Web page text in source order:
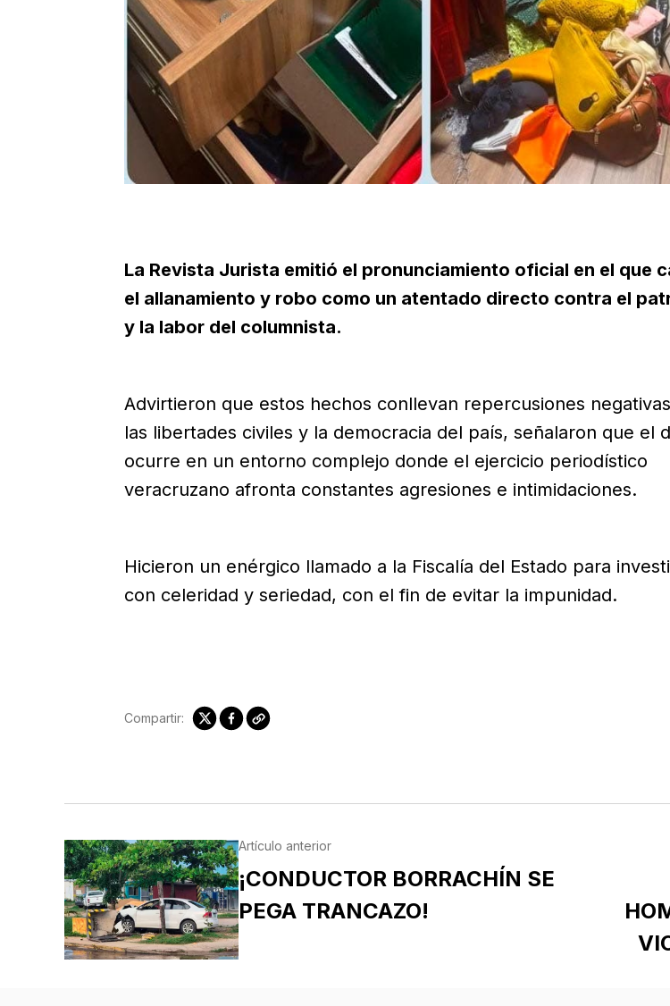
La Revista Jurista emitió el pronunciamiento oficial en el que
el allanamiento y robo como un atentado directo contra el
y la labor del columnista.
Advirtieron que estos hechos conllevan repercusiones
las libertades civiles y la democracia del país, señalaron que el
ocurre en un entorno complejo donde el ejercicio periodístico
veracruzano afronta constantes agresiones e intimidaciones.
Hicieron un enérgico llamado a la Fiscalía del Estado para
con celeridad y seriedad, con el fin de evitar la impunidad.
Compartir:
Artículo anterior
¡CONDUCTOR BORRACHÍN SE
PEGA TRANCAZO!